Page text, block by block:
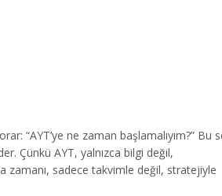
“AYT’ye ne zaman başlamalıyım?” Bu
Çünkü AYT, yalnızca bilgi değil,
zamanı, sadece takvimle değil, stratejiyle